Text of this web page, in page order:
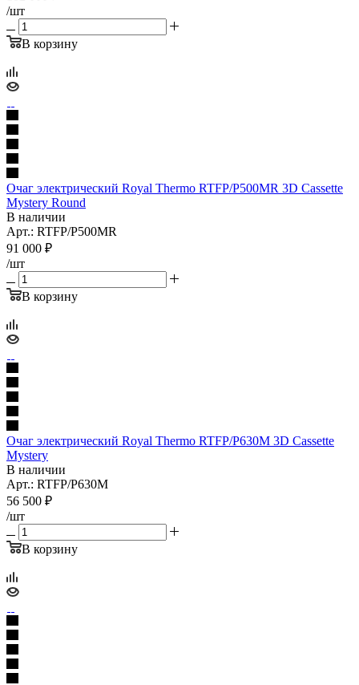
/шт
В корзину
Очаг электрический Royal Thermo RTFP/P500MR 3D Cassette
Mystery Round
В наличии
Арт.: RTFP/P500MR
91 000 ₽
/шт
В корзину
Очаг электрический Royal Thermo RTFP/P630M 3D Cassette
Mystery
В наличии
Арт.: RTFP/P630M
56 500 ₽
/шт
В корзину